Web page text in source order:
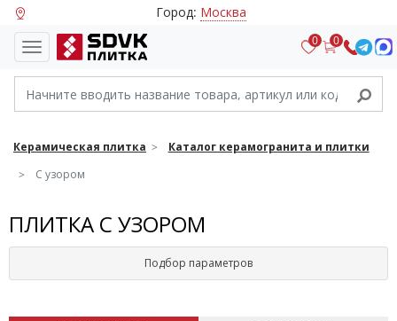
Город: Москва
0 0
Керамическая плитка
Каталог керамогранита и плитки
С узором
ПЛИТКА С УЗОРОМ
Подбор параметров